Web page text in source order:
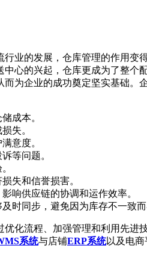
业的发展，仓库管理的作用变
心的兴起，仓库更成为了整个
为企业的成功奠定坚实基础。
成本。
失。
意度。
等问题。
失和信誉损害。
响供应链的协调和运作效率。
时同步，避免因为库存不一致而
化流程、加强管理和利用先进
系统与店铺ERP系统以及电商